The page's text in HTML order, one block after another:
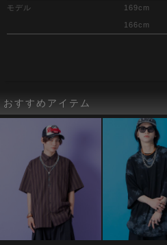
モデル 169cm
166cm
おすすめアイテム